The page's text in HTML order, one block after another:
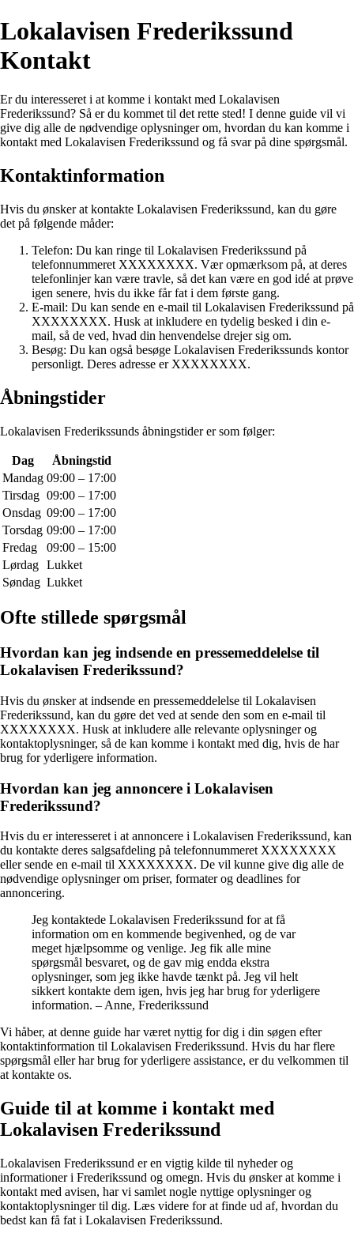
Lokalavisen Frederikssund
Kontakt
Er du interesseret i at komme i kontakt med Lokalavisen
Frederikssund? Så er du kommet til det rette sted! I denne guide vil vi
give dig alle de nødvendige oplysninger om, hvordan du kan komme i
kontakt med Lokalavisen Frederikssund og få svar på dine spørgsmål.
Kontaktinformation
Hvis du ønsker at kontakte Lokalavisen Frederikssund, kan du gøre
det på følgende måder:
Telefon: Du kan ringe til Lokalavisen Frederikssund på
telefonnummeret XXXXXXXX. Vær opmærksom på, at deres
telefonlinjer kan være travle, så det kan være en god idé at prøve
igen senere, hvis du ikke får fat i dem første gang.
E-mail: Du kan sende en e-mail til Lokalavisen Frederikssund på
XXXXXXXX. Husk at inkludere en tydelig besked i din e-
mail, så de ved, hvad din henvendelse drejer sig om.
Besøg: Du kan også besøge Lokalavisen Frederikssunds kontor
personligt. Deres adresse er XXXXXXXX.
Åbningstider
Lokalavisen Frederikssunds åbningstider er som følger:
Dag
Åbningstid
Mandag 09:00 – 17:00
Tirsdag 09:00 – 17:00
Onsdag 09:00 – 17:00
Torsdag 09:00 – 17:00
Fredag
09:00 – 15:00
Lørdag Lukket
Søndag Lukket
Ofte stillede spørgsmål
Hvordan kan jeg indsende en pressemeddelelse til
Lokalavisen Frederikssund?
Hvis du ønsker at indsende en pressemeddelelse til Lokalavisen
Frederikssund, kan du gøre det ved at sende den som en e-mail til
XXXXXXXX. Husk at inkludere alle relevante oplysninger og
kontaktoplysninger, så de kan komme i kontakt med dig, hvis de har
brug for yderligere information.
Hvordan kan jeg annoncere i Lokalavisen
Frederikssund?
Hvis du er interesseret i at annoncere i Lokalavisen Frederikssund, kan
du kontakte deres salgsafdeling på telefonnummeret XXXXXXXX
eller sende en e-mail til XXXXXXXX. De vil kunne give dig alle de
nødvendige oplysninger om priser, formater og deadlines for
annoncering.
Jeg kontaktede Lokalavisen Frederikssund for at få
information om en kommende begivenhed, og de var
meget hjælpsomme og venlige. Jeg fik alle mine
spørgsmål besvaret, og de gav mig endda ekstra
oplysninger, som jeg ikke havde tænkt på. Jeg vil helt
sikkert kontakte dem igen, hvis jeg har brug for yderligere
information. – Anne, Frederikssund
Vi håber, at denne guide har været nyttig for dig i din søgen efter
kontaktinformation til Lokalavisen Frederikssund. Hvis du har flere
spørgsmål eller har brug for yderligere assistance, er du velkommen til
at kontakte os.
Guide til at komme i kontakt med
Lokalavisen Frederikssund
Lokalavisen Frederikssund er en vigtig kilde til nyheder og
informationer i Frederikssund og omegn. Hvis du ønsker at komme i
kontakt med avisen, har vi samlet nogle nyttige oplysninger og
kontaktoplysninger til dig. Læs videre for at finde ud af, hvordan du
bedst kan få fat i Lokalavisen Frederikssund.